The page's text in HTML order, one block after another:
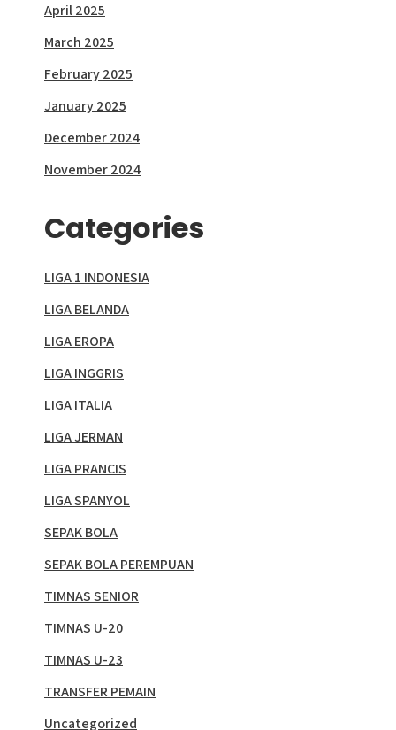
April 2025
March 2025
February 2025
January 2025
December 2024
November 2024
Categories
LIGA 1 INDONESIA
LIGA BELANDA
LIGA EROPA
LIGA INGGRIS
LIGA ITALIA
LIGA JERMAN
LIGA PRANCIS
LIGA SPANYOL
SEPAK BOLA
SEPAK BOLA PEREMPUAN
TIMNAS SENIOR
TIMNAS U-20
TIMNAS U-23
TRANSFER PEMAIN
Uncategorized